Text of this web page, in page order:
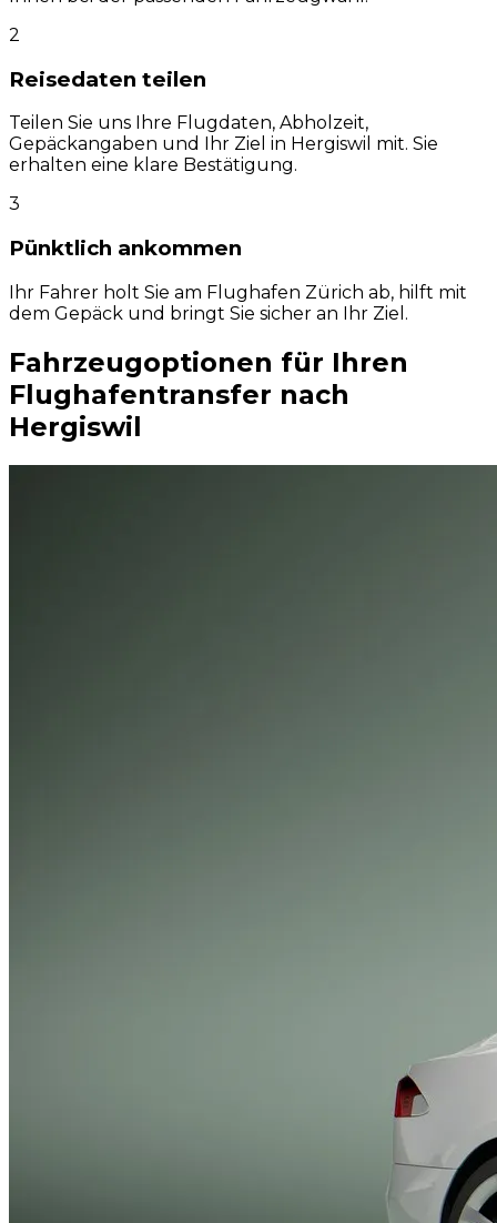
2
Reisedaten teilen
Teilen Sie uns Ihre Flugdaten, Abholzeit,
Gepäckangaben und Ihr Ziel in Hergiswil mit. Sie
erhalten eine klare Bestätigung.
3
Pünktlich ankommen
Ihr Fahrer holt Sie am Flughafen Zürich ab, hilft mit
dem Gepäck und bringt Sie sicher an Ihr Ziel.
Fahrzeugoptionen für Ihren
Flughafentransfer nach
Hergiswil